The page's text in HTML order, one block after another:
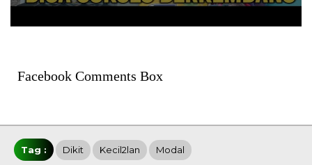
Facebook Comments Box
Tag : Dikit Kecil2lan Modal